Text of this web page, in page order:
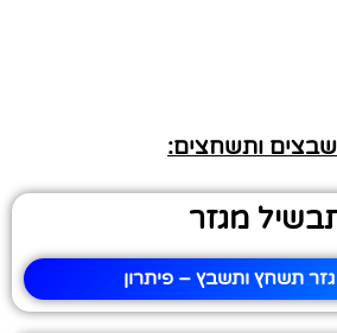
ותשחצים:
מגזר
תשחץ ותשבץ – פיתרון